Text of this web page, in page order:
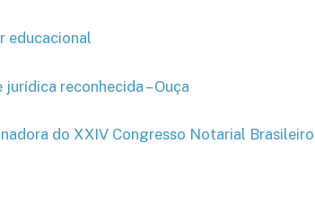
educacional
reconhecida – Ouça
do XXIV Congresso Notarial Brasileiro